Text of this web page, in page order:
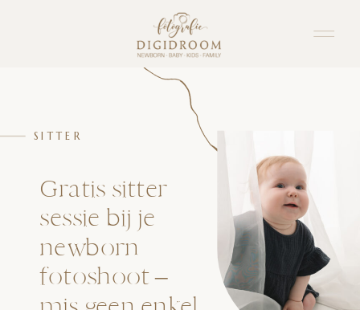
Gratis sitter
sessie bij je
newborn
fotoshoot –
SITTER